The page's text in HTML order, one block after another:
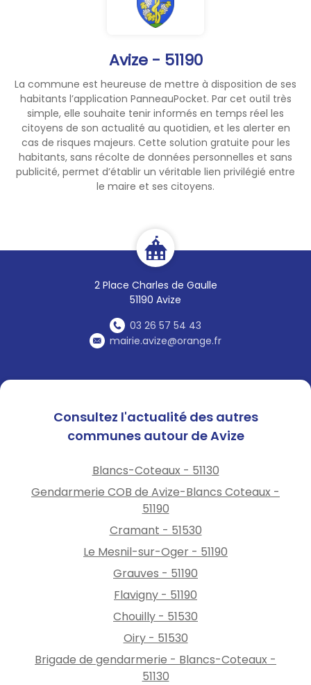
Avize - 51190
La commune est heureuse de mettre à disposition de ses
habitants l’application PanneauPocket. Par cet outil très
simple, elle souhaite tenir informés en temps réel les
citoyens de son actualité au quotidien, et les alerter en
cas de risques majeurs. Cette solution gratuite pour les
habitants, sans récolte de données personnelles et sans
publicité, permet d’établir un véritable lien privilégié entre
le maire et ses citoyens.
2 Place Charles de Gaulle
51190 Avize
03 26 57 54 43
mairie.avize@orange.fr
L’EHPAD dispose de plusieurs
de l’eau fraiche à votre
Attention, les places sont
limitées !
Consultez l'actualité des autres
communes autour de Avize
Blancs-Coteaux - 51130
Gendarmerie COB de Avize-Blancs Coteaux -
51190
Cramant - 51530
Le Mesnil-sur-Oger - 51190
Grauves - 51190
Flavigny - 51190
Chouilly - 51530
Oiry - 51530
Brigade de gendarmerie - Blancs-Coteaux -
51130